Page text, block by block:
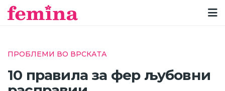
ПРОБЛЕМИ ВО ВРСКАТА
10 правила за фер љубовни